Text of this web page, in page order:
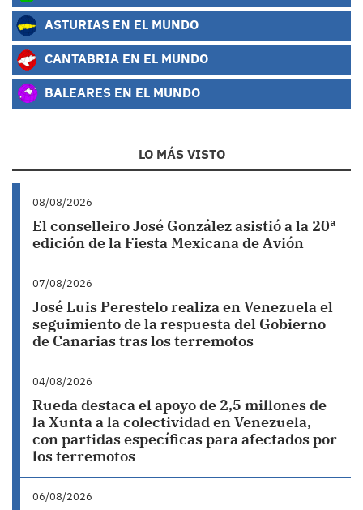
ASTURIAS EN EL MUNDO
CANTABRIA EN EL MUNDO
BALEARES EN EL MUNDO
LO MÁS VISTO
08/08/2026
El conselleiro José González asistió a la 20ª
edición de la Fiesta Mexicana de Avión
07/08/2026
José Luis Perestelo realiza en Venezuela el
seguimiento de la respuesta del Gobierno
de Canarias tras los terremotos
04/08/2026
Rueda destaca el apoyo de 2,5 millones de
la Xunta a la colectividad en Venezuela,
con partidas específicas para afectados por
los terremotos
06/08/2026